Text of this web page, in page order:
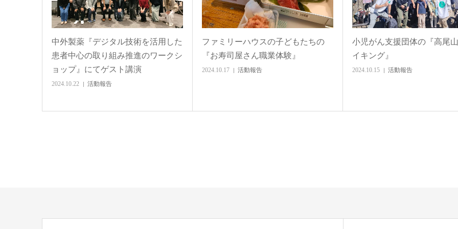
中外製薬『デジタル技術を活用した
患者中心の取り組み推進のワークシ
ョップ』にてゲスト講演
2024.10.22 活動報告
ファミリーハウスの子どもたちの
『お寿司屋さん職業体験』
2024.10.17 活動報告
小児がん支援団体の『高尾
イキング』
2024.10.15 活動報告